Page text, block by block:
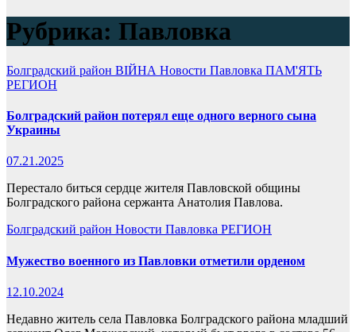
Рубрика: Павловка
Болградский район ВІЙНА Новости Павловка ПАМ'ЯТЬ
РЕГИОН
Болградский район потерял еще одного верного сына
Украины
07.21.2025
Перестало биться сердце жителя Павловской общины
Болградского района сержанта Анатолия Павлова.
Болградский район Новости Павловка РЕГИОН
Мужество военного из Павловки отметили орденом
12.10.2024
Недавно житель села Павловка Болградского района младший